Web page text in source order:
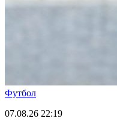
Футбол
07.08.26 22:19